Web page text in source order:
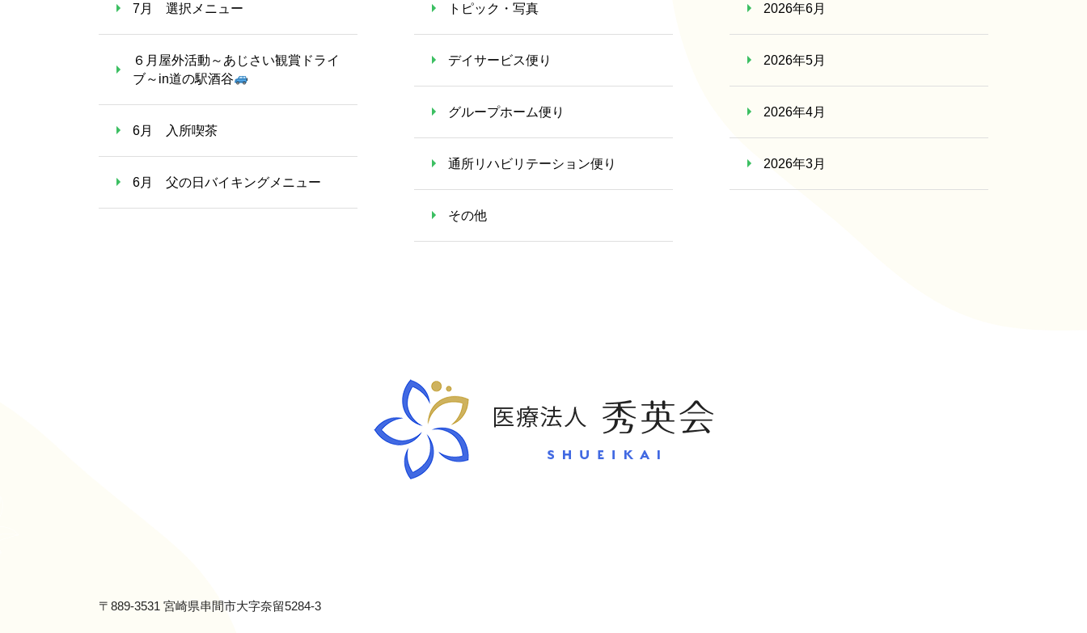
7月 選択メニュー
６月屋外活動～あじさい観賞ドライ
ブ～in道の駅酒谷
6月 入所喫茶
6月 父の日バイキングメニュー
トピック・写真
デイサービス便り
グループホーム便り
通所リハビリテーション便り
その他
2026年6月
2026年5月
2026年4月
2026年3月
〒889-3531 宮崎県串間市大字奈留5284-3